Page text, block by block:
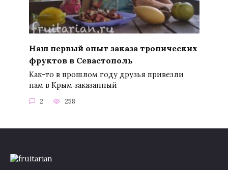
Наш первый опыт заказа тропических
фруктов в Севастополь
Как-то в прошлом году друзья привезли
нам в Крым заказанный
2 258